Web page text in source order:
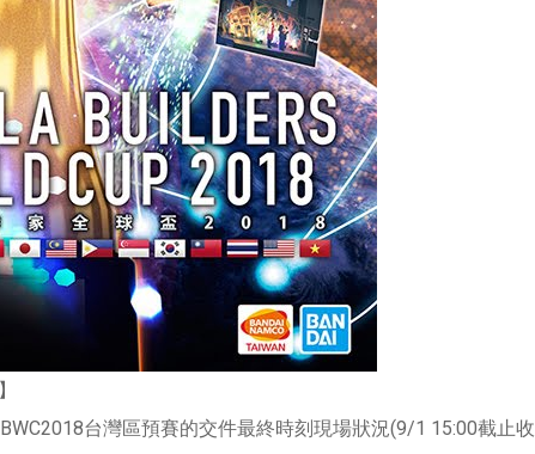
台灣區預賽的交件最終時刻現場狀況(9/1 15:00截止收